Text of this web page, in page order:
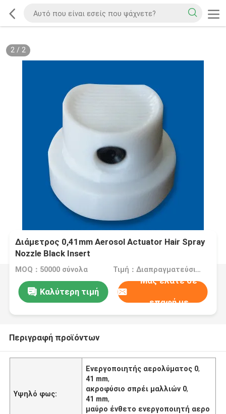
2/ 2
Διάμετρος 0,41mm Aerosol Actuator Hair Spray
Nozzle Black Insert
MOQ：50000 σύνολα Τιμή：Διαπραγματεύσιμα
Καλύτερη τιμή
Μας ελάτε σε
επαφή με
Περιγραφή προϊόντων
Υψηλό φως:
Ενεργοποιητής αερολύματος 0,
41 mm,
ακροφύσιο σπρέι μαλλιών 0,
41 mm,
μαύρο ένθετο ενεργοποιητή αερο